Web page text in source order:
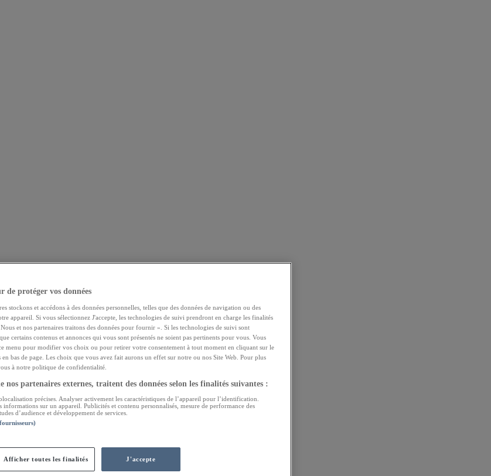
de protéger vos données
stockons et accédons à des données personnelles, telles que des données de navigation ou des
appareil. Si vous sélectionnez J'accepte, les technologies de suivi prendront en charge les finalités
et nos partenaires traitons des données pour fournir ». Si les technologies de suivi sont
certains contenus et annonces qui vous sont présentés ne soient pas pertinents pour vous. Vous
menu pour modifier vos choix ou pour retirer votre consentement à tout moment en cliquant sur le
en bas de page. Les choix que vous avez fait aurons un effet sur notre ou nos Site Web. Pour plus
à notre politique de confidentialité.
nos partenaires externes, traitent des données selon les finalités suivantes :
précises. Analyser activement les caractéristiques de l’appareil pour l’identification.
informations sur un appareil. Publicités et contenu personnalisés, mesure de performance des
d’audience et développement de services.
Afficher toutes les finalités J'accepte